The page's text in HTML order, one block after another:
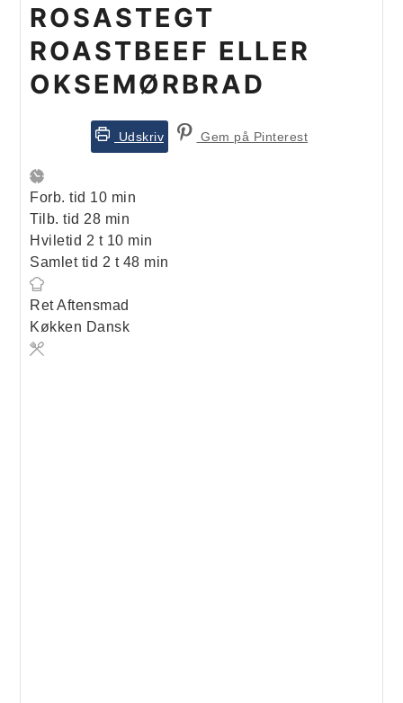
ROSASTEGT
ROASTBEEF ELLER
OKSEMØRBRAD
Udskriv Gem på Pinterest
Forb. tid 10minutter
min
Tilb. tid 28minutter
min
Hviletid 2 timer
t 10minutter
min
Samlet tid 2 timer
t 48minutter
min
RetAftensmad
Køkken Dansk